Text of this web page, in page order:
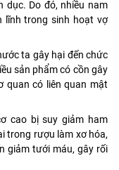
dục. Do đó, nhiều nam
lĩnh trong sinh hoạt vợ
ta gây hại đến chức
sản phẩm có cồn gây
quan có liên quan mật
cao bị suy giảm ham
trong rượu làm xơ hóa,
giảm tưới máu, gây rối